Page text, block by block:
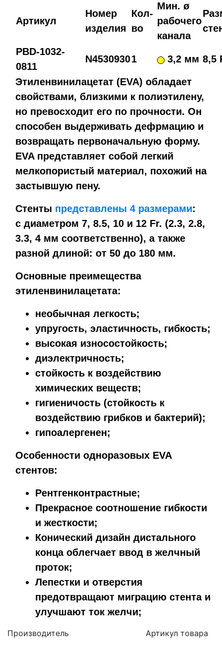
Артикул
Номер
изделия
Кол-
во
Мин. ø
рабочего
канала
PBD-1032-
0811
N45309301 3,2 мм 8,5
Этиленвинилацетат (EVA) обладает
свойствами, близкими к полиэтилену,
но превосходит его по прочности. Он
способен выдерживать дефрмацию и
возвращать первоначальную форму.
EVA представляет собой легкий
мелкопористый материал, похожий на
застывшую пену.
Стенты представлены 4 размерами:
с диаметром 7, 8.5, 10 и 12 Fr. (2.3, 2.8,
3.3, 4 мм соответственно), а также
разной длиной: от 50 до 180 мм.
Основные преимещества
этиленвинилацетата:
необычная легкость;
упругость, эластичность, гибкость;
высокая износостойкость;
диэлектричность;
стойкость к воздействию
химических веществ;
гигиеничость (стойкость к
воздействию грибков и бактерий);
гипоалергенен;
Особенности одноразовых EVA
стентов:
Рентгенконтрастные;
Прекрасное соотношение гибкости
и жесткости;
Конический дизайн дистального
конца облегчает ввод в желчный
проток;
Лепестки и отверстия
предотвращают миграцию стента и
улучшают ток желчи;
Производитель Артикул товара